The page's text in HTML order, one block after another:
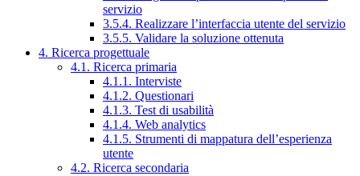
servizio
3.5.4. Realizzare l’interfaccia utente del servizio
3.5.5. Validare la soluzione ottenuta
4. Ricerca progettuale
4.1. Ricerca primaria
4.1.1. Interviste
4.1.2. Questionari
4.1.3. Test di usabilità
4.1.4. Web analytics
4.1.5. Strumenti di mappatura dell’esperienza
utente
4.2. Ricerca secondaria